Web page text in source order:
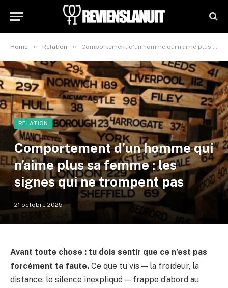
Home » Relation » Comportement d’un homme qui n’aime plus sa femme : les signes qui ne trompent pas
RELATION
Comportement d’un homme qui
n’aime plus sa femme : les
signes qui ne trompent pas
21 octobre 2025
Avant toute chose : tu dois sentir que ce n’est pas
forcément ta faute. Ce que tu vis — la froideur, la
distance, le silence inexpliqué — frappe d’abord au